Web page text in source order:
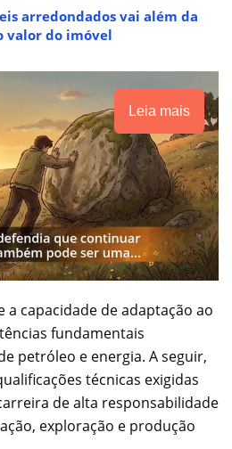
arredondados vai além da
valor do imóvel
Leia mais
a capacidade de adaptação ao
fundamentais
petróleo e energia. A seguir,
técnicas exigidas
de alta responsabilidade
exploração e produção